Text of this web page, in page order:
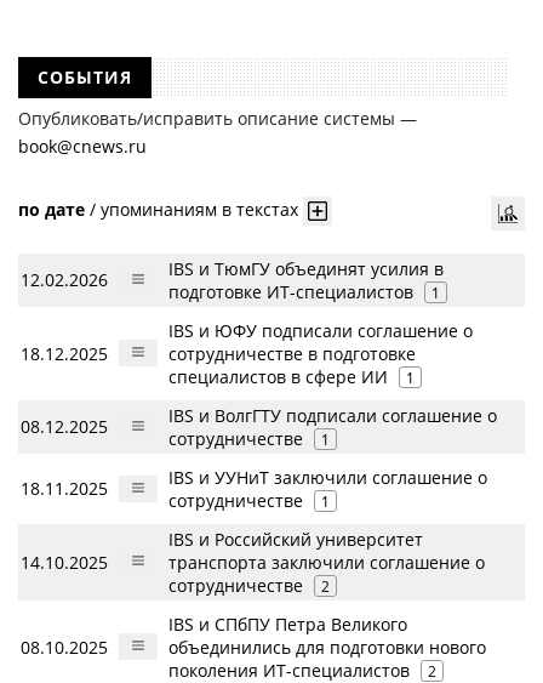
СОБЫТИЯ
Опубликовать/исправить описание системы —
book@cnews.ru
по дате / упоминаниям в текстах
12.02.2026
IBS и ТюмГУ объединят усилия в
подготовке ИТ-специалистов
1
18.12.2025
IBS и ЮФУ подписали соглашение о
сотрудничестве в подготовке
специалистов в сфере ИИ
1
08.12.2025
IBS и ВолгГТУ подписали соглашение о
сотрудничестве
1
18.11.2025
IBS и УУНиТ заключили соглашение о
сотрудничестве
1
14.10.2025
IBS и Российский университет
транспорта заключили соглашение о
сотрудничестве
2
08.10.2025
IBS и СПбПУ Петра Великого
объединились для подготовки нового
поколения ИТ-специалистов
2